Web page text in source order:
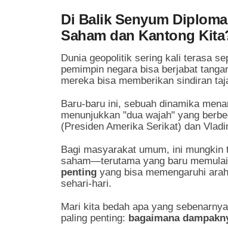
Di Balik Senyum
Saham dan Kantong
Dunia geopolitik sering kali terasa
pemimpin negara bisa berjabat
mereka bisa memberikan sindiran
Baru-baru ini, sebuah dinamika
menunjukkan "dua wajah" yang
(Presiden Amerika Serikat) dan
Bagi masyarakat umum, ini
saham—terutama yang baru
penting yang bisa memengaruhi
sehari-hari.
Mari kita bedah apa yang
paling penting: bagaimana